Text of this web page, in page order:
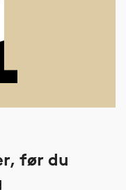
før du